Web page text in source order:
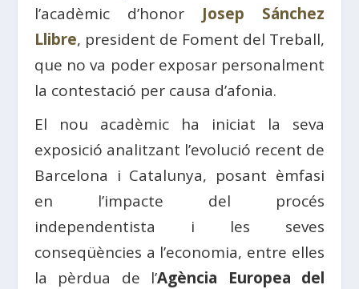
l’acadèmic d’honor Josep Sánchez
Llibre, president de Foment del Treball,
que no va poder exposar personalment
la contestació per causa d’afonia.
El nou acadèmic ha iniciat la seva
exposició analitzant l’evolució recent de
Barcelona i Catalunya, posant èmfasi
en l’impacte del procés
independentista i les seves
conseqüències a l’economia, entre elles
la pèrdua de l’Agència Europea del